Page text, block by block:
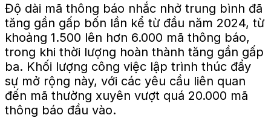
Độ dài mã thông báo nhắc nhở trung bình đã
tăng gần gấp bốn lần kể từ đầu năm 2024, từ
khoảng 1.500 lên hơn 6.000 mã thông báo,
trong khi thời lượng hoàn thành tăng gần gấp
ba. Khối lượng công việc lập trình thúc đẩy
sự mở rộng này, với các yêu cầu liên quan
đến mã thường xuyên vượt quá 20.000 mã
thông báo đầu vào.